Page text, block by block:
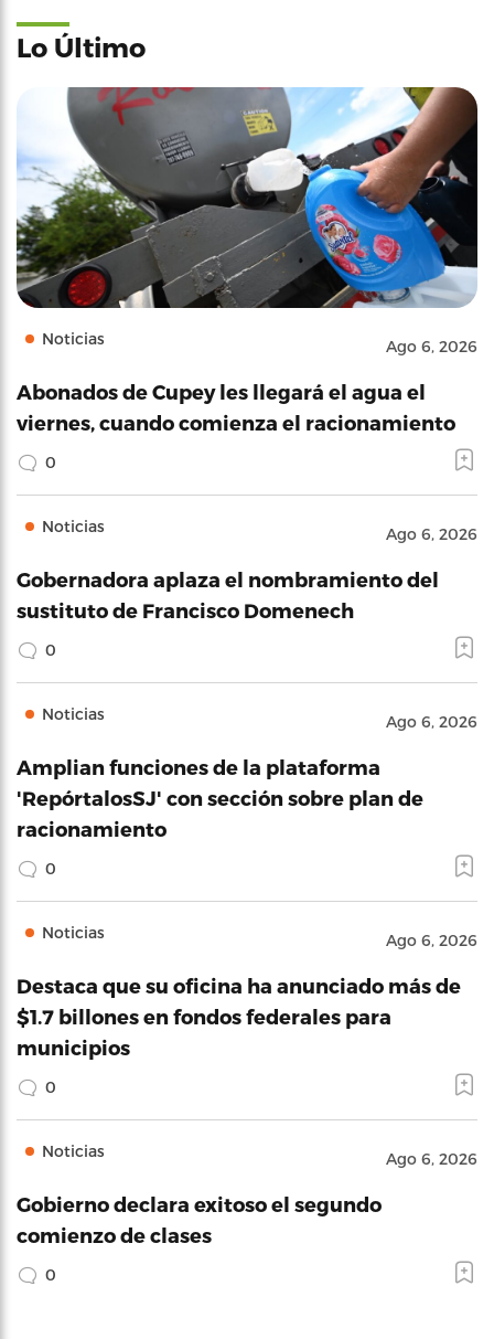
Lo Último
Noticias Ago 6, 2026
Abonados de Cupey les llegará el agua el
viernes, cuando comienza el racionamiento
0
Noticias Ago 6, 2026
Gobernadora aplaza el nombramiento del
sustituto de Francisco Domenech
0
Noticias Ago 6, 2026
Amplian funciones de la plataforma
'RepórtalosSJ' con sección sobre plan de
racionamiento
0
Noticias Ago 6, 2026
Destaca que su oficina ha anunciado más de
$1.7 billones en fondos federales para
municipios
0
Noticias Ago 6, 2026
Gobierno declara exitoso el segundo
comienzo de clases
0